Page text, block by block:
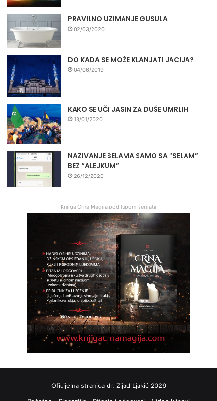
PRAVILNO UZIMANJE GUSULA
02/03/2020
DO KADA SE MOŽE KLANJATI JACIJA?
04/06/2019
KAKO SE UČI JASIN ZA DUŠE UMRLIH
13/01/2020
NAZIVANJE SELAMA SAMO SA “SELAM”
BEZ “ALEJKUM”
26/12/2020
Knjiga Crna Magija pod lupom šerijata
Oficijelna stranica dr. Zijad Ljakić 2026